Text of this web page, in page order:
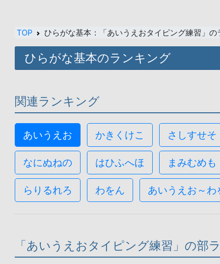
TOP ひらがな基本：「あいうえおタイピング練習」の
ひらがな基本のランキング
関連ランキング
あいうえお かきくけこ さしすせそ
なにぬねの はひふへほ まみむめも
らりるれろ わをん あいうえお～わ
「あいうえおタイピング練習」の部